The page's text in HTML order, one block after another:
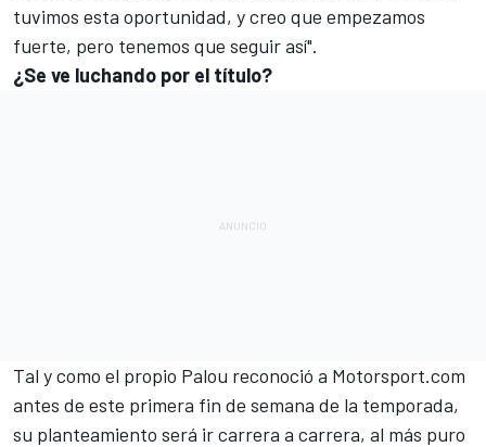
tuvimos esta oportunidad, y creo que empezamos
fuerte, pero tenemos que seguir así".
¿Se ve luchando por el título?
Tal y como el propio Palou reconoció a Motorsport.com
antes de este primera fin de semana de la temporada,
su planteamiento será ir carrera a carrera, al más puro